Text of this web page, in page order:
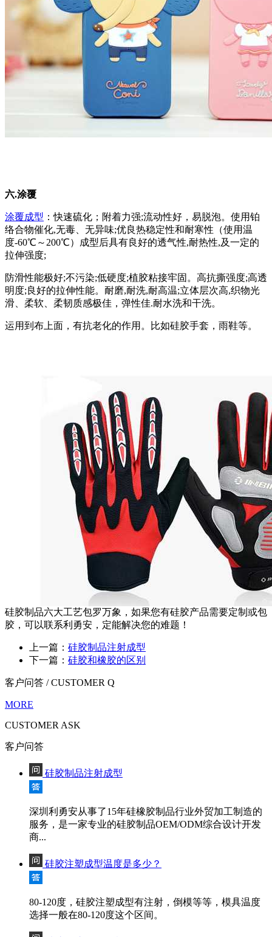
六.涂覆
涂覆成型 ：快速硫化；附着力强;流动性好，易脱泡。使用铂
络合物催化,无毒、无异味;优良热稳定性和耐寒性（使用温
度-60℃～200℃）成型后具有良好的透气性,耐热性,及一定的
拉伸强度;
防滑性能极好;不污染;低硬度;植胶粘接牢固。高抗撕强度;高透
明度;良好的拉伸性能。耐磨,耐洗,耐高温;立体层次高,织物光
滑、柔软、柔韧质感极佳，弹性佳.耐水洗和干洗。
运用到布上面，有抗老化的作用。比如硅胶手套，雨鞋等。
硅胶制品六大工艺包罗万象，如果您有硅胶产品需要定制或包
胶，可以联系利勇安，定能解决您的难题！
上一篇： 硅胶制品注射成型
下一篇： 硅胶和橡胶的区别
客户问答 / CUSTOMER Q
MORE
CUSTOMER ASK
客户问答
硅胶制品注射成型
深圳利勇安从事了15年硅橡胶制品行业外贸加工制造的
服务，是一家专业的硅胶制品OEM/ODM综合设计开发
商...
硅胶注塑成型温度是多少？
80-120度，硅胶注塑成型有注射，倒模等等，模具温度
选择一般在80-120度这个区间。